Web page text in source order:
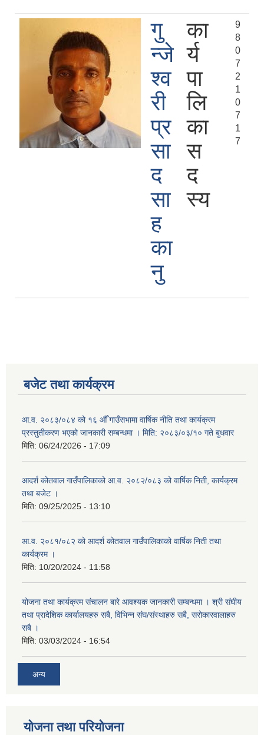
गु
न्जे
श्‍व
री
प्र
सा
द
सा
ह
का
नु
का
र्य
पा
लि
का
स
द
स्य
9
8
0
7
2
1
0
7
1
7
बजेट तथा कार्यक्रम
आ.व. २०८३/०८४ को १६ औँ गाउँसभामा वार्षिक नीति तथा कार्यक्रम
प्रस्तुतीकरण भएको जानकारी सम्बन्धमा । मिति: २०८३/०३/१० गते बुधवार
मिति: 06/24/2026 - 17:09
आदर्श कोतवाल गाउँपालिकाको आ.व. २०८२/०८३ को वार्षिक निती, कार्यक्रम
तथा बजेट ।
मिति: 09/25/2025 - 13:10
आ.व. २०८१/०८२ को आदर्श कोतवाल गाउँपालिकाको वार्षिक निती तथा
कार्यक्रम ।
मिति: 10/20/2024 - 11:58
योजना तथा कार्यक्रम संचालन बारे आवश्यक जानकारी सम्बन्धमा । श्री संघीय
तथा प्रादेशिक कार्यालयहरु सबै, विभिन्‍न संघ/संस्थाहरु सबै, सरोकारवालाहरु
सबै ।
मिति: 03/03/2024 - 16:54
अन्य
योजना तथा परियोजना